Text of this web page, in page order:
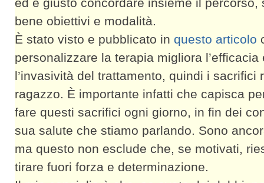
bene obiettivi e modalità.
È stato visto e pubblicato in questo articolo
personalizzare la terapia migliora l’efficacia
l’invasività del trattamento, quindi i sacrifici
ragazzo. È importante infatti che capisca
fare questi sacrifici ogni giorno, in fin dei
sua salute che stiamo parlando. Sono
ma questo non esclude che, se motivati,
tirare fuori forza e determinazione.